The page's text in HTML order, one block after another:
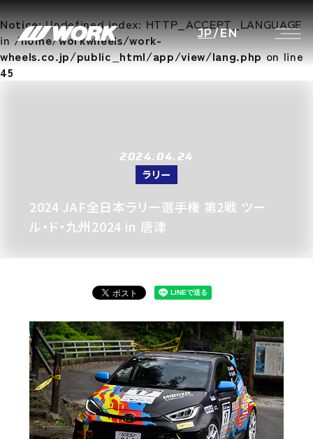
Notice: Undefined index: HTTP_ACCEPT_LANGUAGE
in/home/workwheels/work-
wheels.co.jp/public_html/app/view/lang.phpon line
45
JP/EN
2024.04.24
ラリー
2024 JAF全日本ラリー選手権 第2戦 ツー
ル・ド・九州2024 in 唐津